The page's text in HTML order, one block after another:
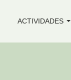
ACTIVIDADES